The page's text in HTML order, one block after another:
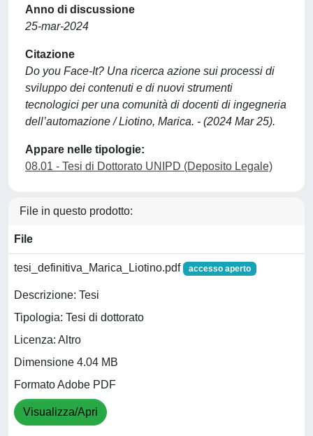
Anno di discussione
25-mar-2024
Citazione
Do you Face-It? Una ricerca azione sui processi di
sviluppo dei contenuti e di nuovi strumenti
tecnologici per una comunità di docenti di ingegneria
dell’automazione / Liotino, Marica. - (2024 Mar 25).
Appare nelle tipologie:
08.01 - Tesi di Dottorato UNIPD (Deposito Legale)
File in questo prodotto:
File
tesi_definitiva_Marica_Liotino.pdf accesso aperto
Descrizione: Tesi
Tipologia: Tesi di dottorato
Licenza: Altro
Dimensione 4.04 MB
Formato Adobe PDF
Visualizza/Apri